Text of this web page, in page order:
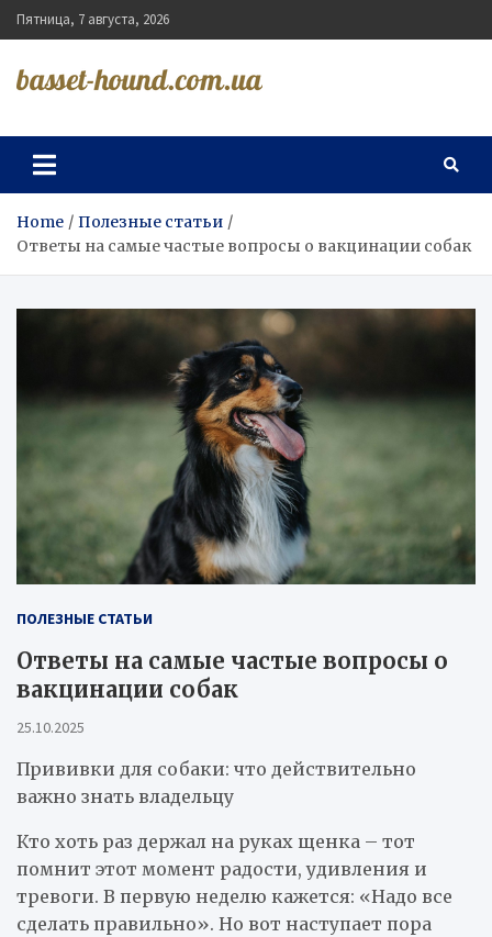
Skip
to
Пятница, 7 августа, 2026
basset-hound.com.ua
Home
Полезные статьи
Ответы на самые частые вопросы о вакцинации собак
ПОЛЕЗНЫЕ СТАТЬИ
Ответы на самые частые вопросы о
вакцинации собак
25.10.2025
Прививки для собаки: что действительно
важно знать владельцу
Кто хоть раз держал на руках щенка – тот
помнит этот момент радости, удивления и
тревоги. В первую неделю кажется: «Надо все
сделать правильно». Но вот наступает пора